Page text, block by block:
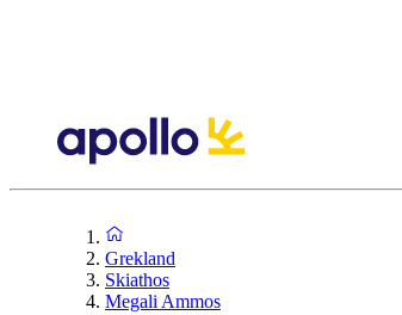
Grekland
Skiathos
Megali Ammos